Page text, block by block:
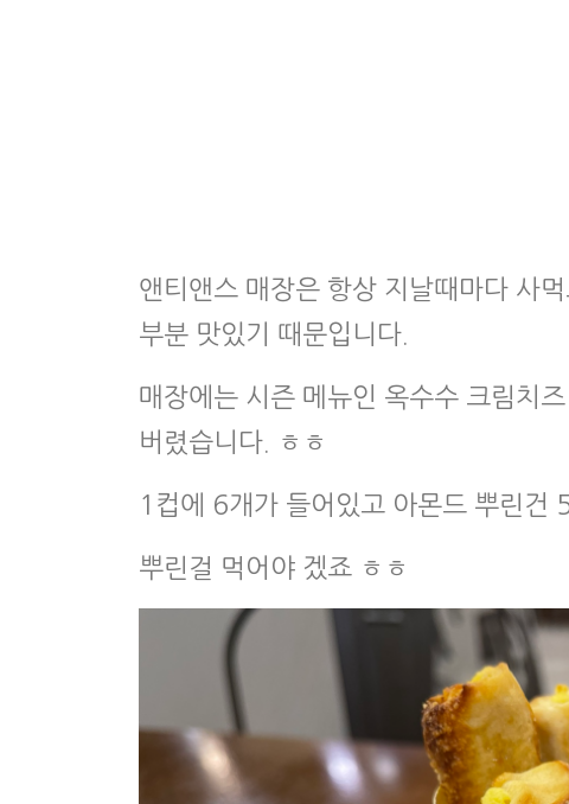
앤티앤스 매장은 항상 지날때마다 사
부분 맛있기 때문입니다.
매장에는 시즌 메뉴인 옥수수 크림치
버렸습니다. ㅎㅎ
1컵에 6개가 들어있고 아몬드 뿌린
뿌린걸 먹어야 겠죠 ㅎㅎ